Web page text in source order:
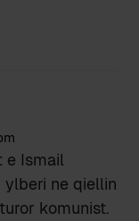
e Ismail
ylberi ne qiellin
komunist.